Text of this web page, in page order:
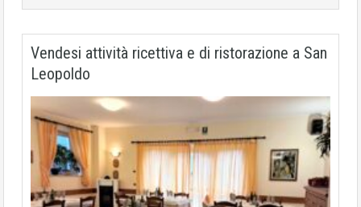
Vendesi attività ricettiva e di ristorazione a San
Leopoldo